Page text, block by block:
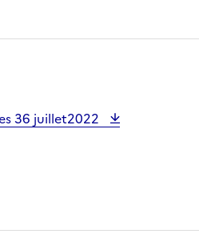
36 juillet2022